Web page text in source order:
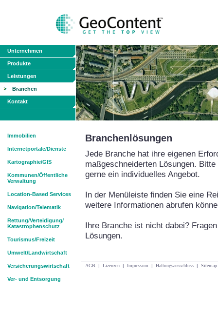
Unternehmen
Produkte
Leistungen
Branchen
Kontakt
Immobilien
Internetportale/Dienste
Kartographie/GIS
Kommunen/Öffentliche
Verwaltung
Location-Based Services
Navigation/Telematik
Rettung/Verteidigung/
Katastrophenschutz
Tourismus/Freizeit
Umwelt/Landwirtschaft
Versicherungswirtschaft
Ver- und Entsorgung
Branchenlösungen
Jede Branche hat ihre eigenen
maßgeschneiderten Lösungen.
gerne ein individuelles Angebot.
In der Menüleiste finden Sie eine
weitere Informationen abrufen
Ihre Branche ist nicht dabei?
Lösungen.
AGB | Lizenzen | Impressum | Haftungsausschluss | Sitemap